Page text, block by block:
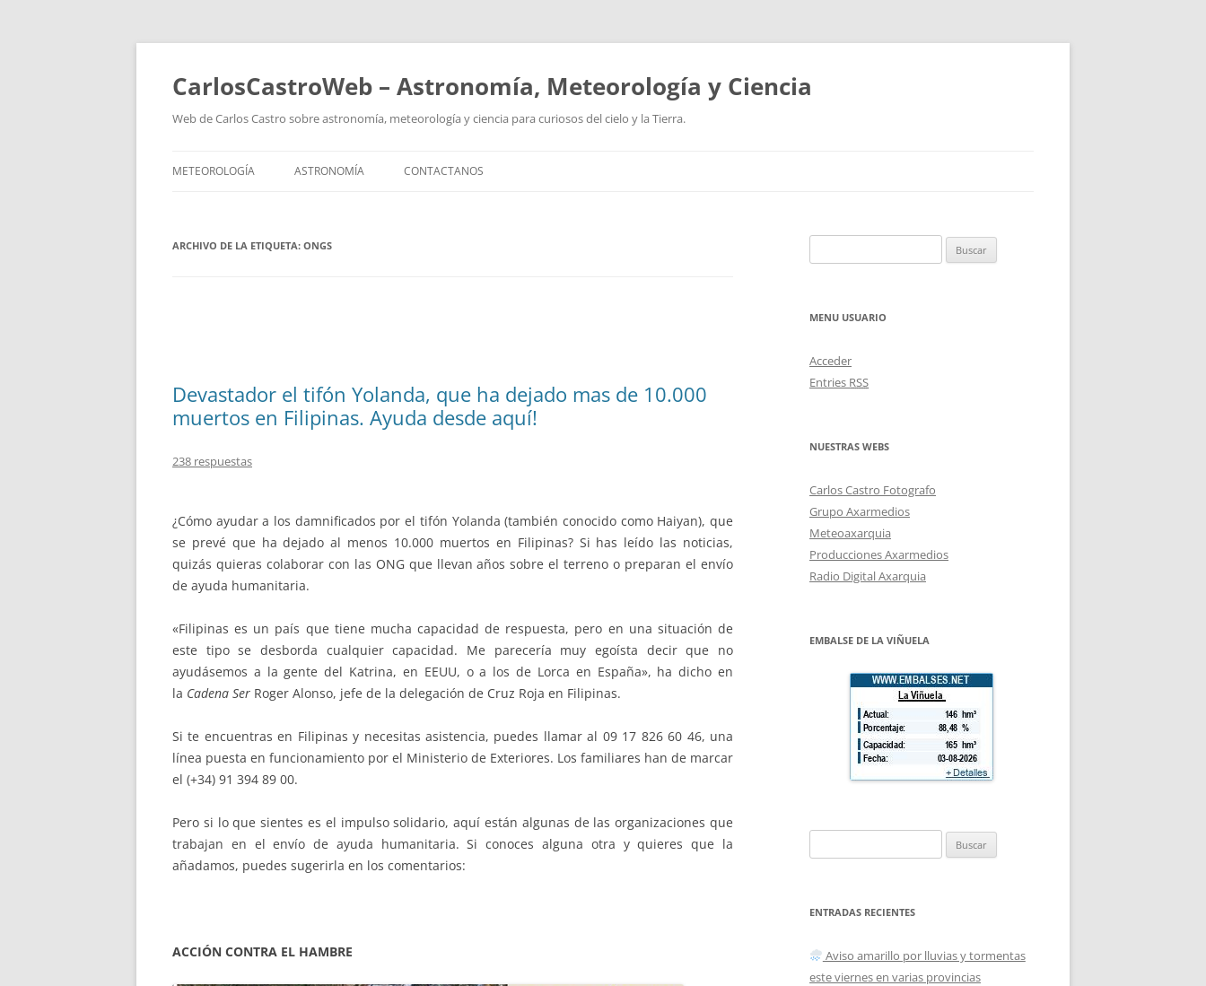
Saltar
contenido
CarlosCastroWeb – Astronomía, Meteorología y Ciencia
Web de Carlos Castro sobre astronomía, meteorología y ciencia para curiosos del cielo y la Tierra.
METEOROLOGÍA ASTRONOMÍA CONTACTANOS
ARCHIVO DE LA ETIQUETA: ONGS
Devastador el tifón Yolanda, que ha dejado mas de 10.000
muertos en Filipinas. Ayuda desde aquí!
238 respuestas
¿Cómo ayudar a los damnificados por el tifón Yolanda (también conocido como Haiyan), que
se prevé que ha dejado al menos 10.000 muertos en Filipinas? Si has leído las noticias,
quizás quieras colaborar con las ONG que llevan años sobre el terreno o preparan el envío
de ayuda humanitaria.
«Filipinas es un país que tiene mucha capacidad de respuesta, pero en una situación de
este tipo se desborda cualquier capacidad. Me parecería muy egoísta decir que no
ayudásemos a la gente del Katrina, en EEUU, o a los de Lorca en España», ha dicho en
la Cadena Ser Roger Alonso, jefe de la delegación de Cruz Roja en Filipinas.
Si te encuentras en Filipinas y necesitas asistencia, puedes llamar al 09 17 826 60 46, una
línea puesta en funcionamiento por el Ministerio de Exteriores. Los familiares han de marcar
el (+34) 91 394 89 00.
Pero si lo que sientes es el impulso solidario, aquí están algunas de las organizaciones que
trabajan en el envío de ayuda humanitaria. Si conoces alguna otra y quieres que la
añadamos, puedes sugerirla en los comentarios:
ACCIÓN CONTRA EL HAMBRE
MENU USUARIO
Acceder
Entries RSS
NUESTRAS WEBS
Carlos Castro Fotografo
Grupo Axarmedios
Meteoaxarquia
Producciones Axarmedios
Radio Digital Axarquia
EMBALSE DE LA VIÑUELA
ENTRADAS RECIENTES
Aviso amarillo por lluvias y tormentas
este viernes en varias provincias